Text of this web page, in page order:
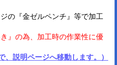
の『金ゼルペンチ』等で加工
』の為、加工時の作業性に優
説明ページへ移動します。）